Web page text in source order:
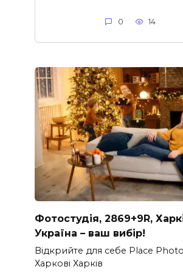
0 14
Фотостудія, 2869+9R,
Україна – ваш вибір!
Відкрийте для себе Place
Харкові Харків